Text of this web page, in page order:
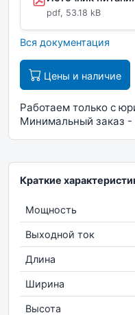
pdf, 53.18 kB
Вся документация
Цены и наличие
Работаем только с
Минимальный заказ -
Краткие
Мощность
Выходной ток
Длина
Ширина
Высота